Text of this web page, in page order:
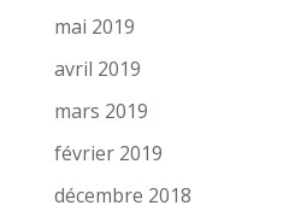
mai 2019
avril 2019
mars 2019
février 2019
décembre 2018